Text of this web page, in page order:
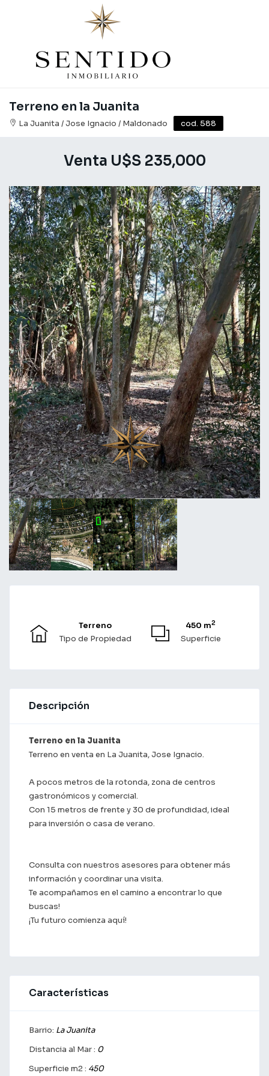
Terreno en la Juanita
La Juanita / Jose Ignacio / Maldonado cod. 588
Venta U$S 235,000
Terreno
Tipo de Propiedad
450 m2
Superficie
Descripción
Terreno en la Juanita
Terreno en venta en La Juanita, Jose Ignacio.
A pocos metros de la rotonda, zona de centros
gastronómicos y comercial.
Con 15 metros de frente y 30 de profundidad, ideal
para inversión o casa de verano.
Consulta con nuestros asesores para obtener más
información y coordinar una visita.
Te acompañamos en el camino a encontrar lo que
buscas!
¡Tu futuro comienza aquí!
Características
Barrio: La Juanita
Distancia al Mar : 0
Superficie m2 : 450